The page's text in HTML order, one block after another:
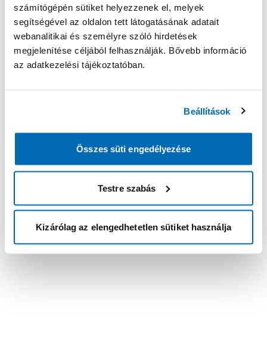
számítógépén sütiket helyezzenek el, melyek
segítségével az oldalon tett látogatásának adatait
webanalitikai és személyre szóló hirdetések
megjelenítése céljából felhasználják. Bővebb információ
az adatkezelési tájékoztatóban.
Beállítások
Összes süti engedélyezése
Testre szabás
Kizárólag az elengedhetetlen sütiket használja